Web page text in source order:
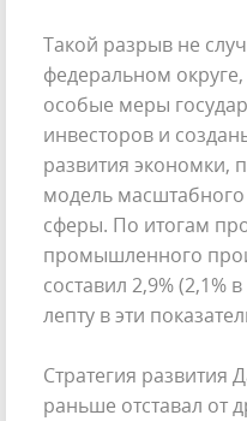
Такой разрыв не
федеральном
особые меры
инвесторов и
развития экономки,
модель
сферы. По итогам
промышленного
составил 2,9% (2,1%
лепту в эти
Стратегия развития
раньше отставал от